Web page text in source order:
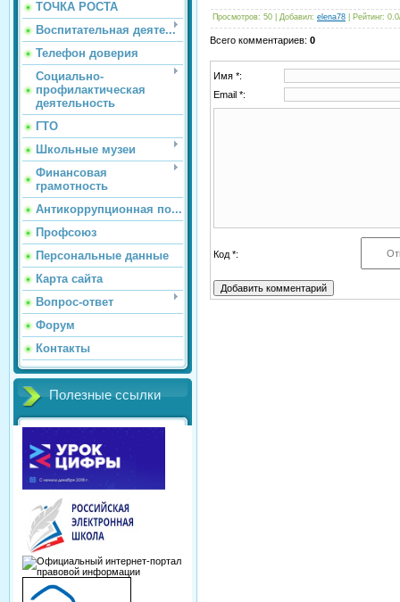
ТОЧКА РОСТА
Воспитательная деяте...
Телефон доверия
Социально-
профилактическая
деятельность
ГТО
Школьные музеи
Финансовая
грамотность
Антикоррупционная по...
Профсоюз
Персональные данные
Карта сайта
Вопрос-ответ
Форум
Контакты
Полезные ссылки
Просмотров: 50 Добавил: elena78 Рейтинг: 0.0
Всего комментариев: 0
Имя *:
Email *:
Код *: